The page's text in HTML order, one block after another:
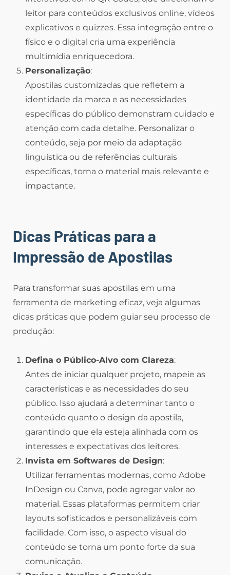
leitor para conteúdos exclusivos online, vídeos
explicativos e quizzes. Essa integração entre o
físico e o digital cria uma experiência
multimídia enriquecedora.
Personalização:
Apostilas customizadas que refletem a
identidade da marca e as necessidades
específicas do público demonstram cuidado e
atenção com cada detalhe. Personalizar o
conteúdo, seja por meio da adaptação
linguística ou de referências culturais
específicas, torna o material mais relevante e
impactante.
Dicas Práticas para a
Impressão de Apostilas
Para transformar suas apostilas em uma
ferramenta de marketing eficaz, veja algumas
dicas práticas que podem guiar seu processo de
produção:
Defina o Público-Alvo com Clareza:
Antes de iniciar qualquer projeto, mapeie as
características e as necessidades do seu
público. Isso ajudará a determinar tanto o
conteúdo quanto o design da apostila,
garantindo que ela esteja alinhada com os
interesses e expectativas dos leitores.
Invista em Softwares de Design:
Utilizar ferramentas modernas, como Adobe
InDesign ou Canva, pode agregar valor ao
material. Essas plataformas permitem criar
layouts sofisticados e personalizáveis com
facilidade. Com isso, o aspecto visual do
conteúdo se torna um ponto forte da sua
comunicação.